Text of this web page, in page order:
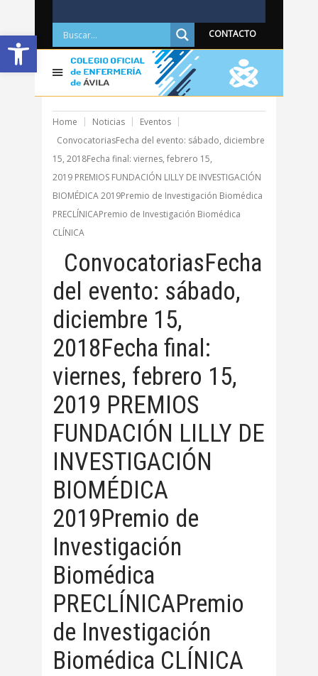
Abrir barra de herramientas CONTACTO
Home Noticias
Eventos
ConvocatoriasFecha del evento: sábado, diciembre
15, 2018Fecha final: viernes, febrero 15,
2019 PREMIOS FUNDACIÓN LILLY DE INVESTIGACIÓN
BIOMÉDICA 2019Premio de Investigación Biomédica
PRECLÍNICAPremio de Investigación Biomédica
CLÍNICA
ConvocatoriasFecha
del evento: sábado,
diciembre 15,
2018Fecha final:
viernes, febrero 15,
2019 PREMIOS
FUNDACIÓN LILLY DE
INVESTIGACIÓN
BIOMÉDICA
2019Premio de
Investigación
Biomédica
PRECLÍNICAPremio
de Investigación
Biomédica CLÍNICA